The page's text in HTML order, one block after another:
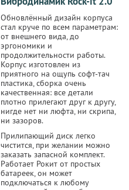
Обновлённый дизайн корпуса
стал круче по всем параметрам:
от внешнего вида, до
эргономики и
продолжительности работы.
Корпус изготовлен из
приятного на ощупь софт-тач
пластика, сборка очень
качественная: все детали
плотно прилегают друг к другу,
нигде нет ни люфта, ни скрипа,
ни зазоров.
Прилипающий диск легко
чистится, при желании можно
заказать запасной комплект.
Работает Рокит от простых
батареек, он может
подключаться к любому